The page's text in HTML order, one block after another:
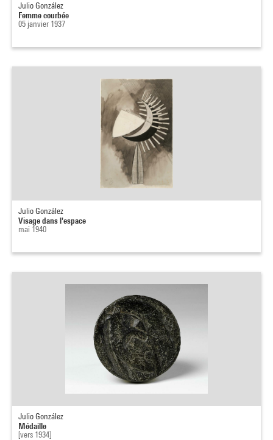
Julio González
Femme courbée
05 janvier 1937
Julio González
Visage dans l'espace
mai 1940
Julio González
Médaille
[vers 1934]